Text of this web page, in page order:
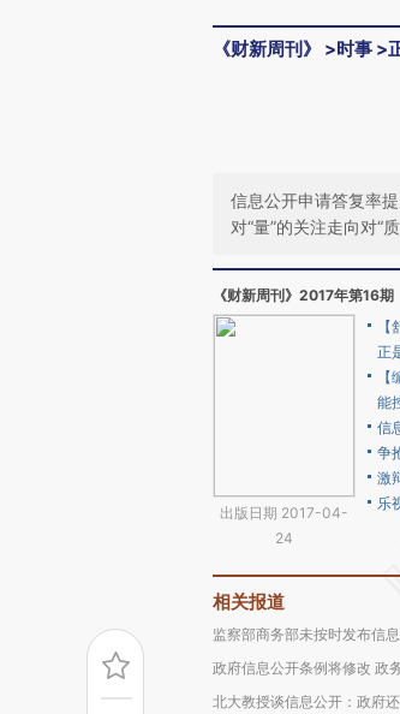
《财新周刊》 >时事 >
信息公开申请答复率
对“量”的关注走向对“
《财新周刊》2017年第16期
出版日期 2017-04-
24
正
能
信
争
激
乐
相关报道
监察部商务部未按时发布信
政府信息公开条例将修改 政
北大教授谈信息公开：政府